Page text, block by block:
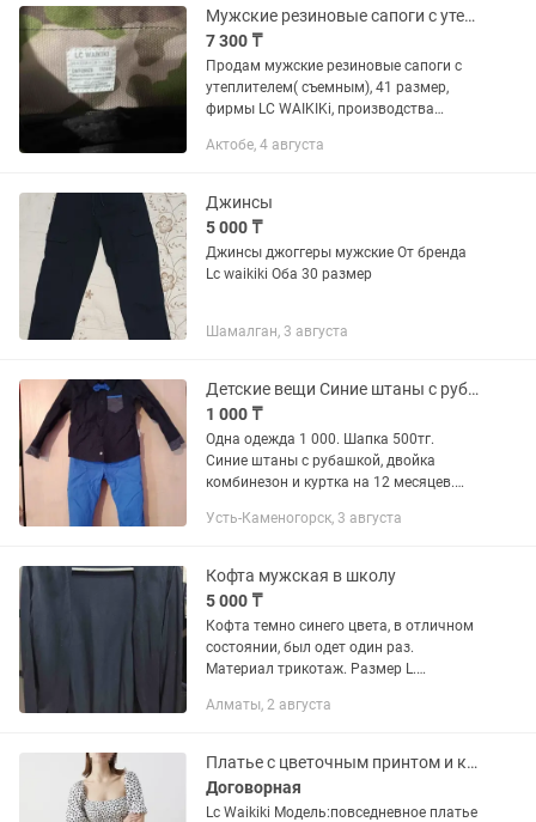
Мужские резиновые сапоги с утеплетилем
7 300 ₸
Продам мужские резиновые сапоги с
утеплителем( съемным), 41 размер,
фирмы LC WAIKIKi, производства
Актобе, 4 августа
Джинсы
5 000 ₸
Джинсы джоггеры мужские От бренда
Lc waikiki Оба 30 размер
Шамалган, 3 августа
Детские вещи Синие штаны с рубашкой
1 000 ₸
Одна одежда 1 000. Шапка 500тг.
Синие штаны с рубашкой, двойка
комбинезон и куртка на 12 месяцев.
WAikiki на 9-12 месяцев 74/80 см.
Усть-Каменогорск, 3 августа
Кофта мужская в школу
5 000 ₸
Кофта темно синего цвета, в отличном
состоянии, был одет один раз.
Материал трикотаж. Размер L.
повернуть Фирма Lc Waikiki
Алматы, 2 августа
Платье с цветочным принтом и квадратным вырезом
Договорная
Lc Waikiki Модель:повседневное платье